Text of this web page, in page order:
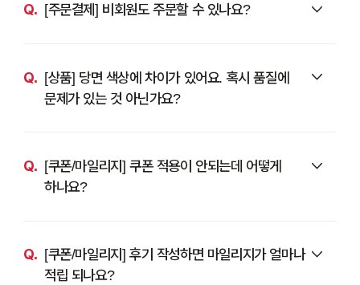
[주문결제] 비회원도 주문할 수 있나요?
[상품] 당면 색상에 차이가 있어요. 혹시 품질에
문제가 있는 것 아닌가요?
[쿠폰/마일리지] 쿠폰 적용이 안되는데 어떻게
하나요?
[쿠폰/마일리지] 후기 작성하면 마일리지가 얼마나
적립 되나요?